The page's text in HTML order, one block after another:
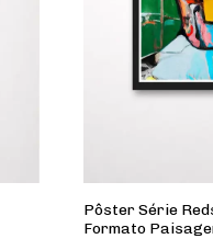
Pôster Série
Formato